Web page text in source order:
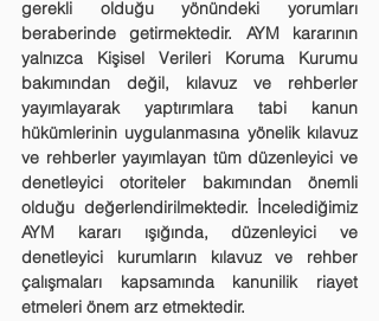
gerekli olduğu yönündeki yorumları
beraberinde getirmektedir. AYM kararının
yalnızca Kişisel Verileri Koruma Kurumu
bakımından değil, kılavuz ve rehberler
yayımlayarak yaptırımlara tabi kanun
hükümlerinin uygulanmasına yönelik kılavuz
ve rehberler yayımlayan tüm düzenleyici ve
denetleyici otoriteler bakımından önemli
olduğu değerlendirilmektedir. İncelediğimiz
AYM kararı ışığında, düzenleyici ve
denetleyici kurumların kılavuz ve rehber
çalışmaları kapsamında kanunilik riayet
etmeleri önem arz etmektedir.